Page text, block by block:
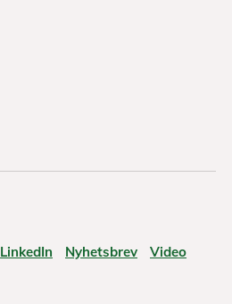
LinkedIn Nyhetsbrev Video